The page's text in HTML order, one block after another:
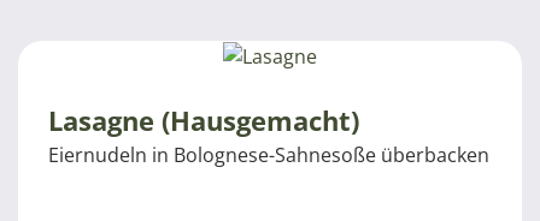
Lasagne (Hausgemacht)
Eiernudeln in Bolognese-Sahnesoße überbacken